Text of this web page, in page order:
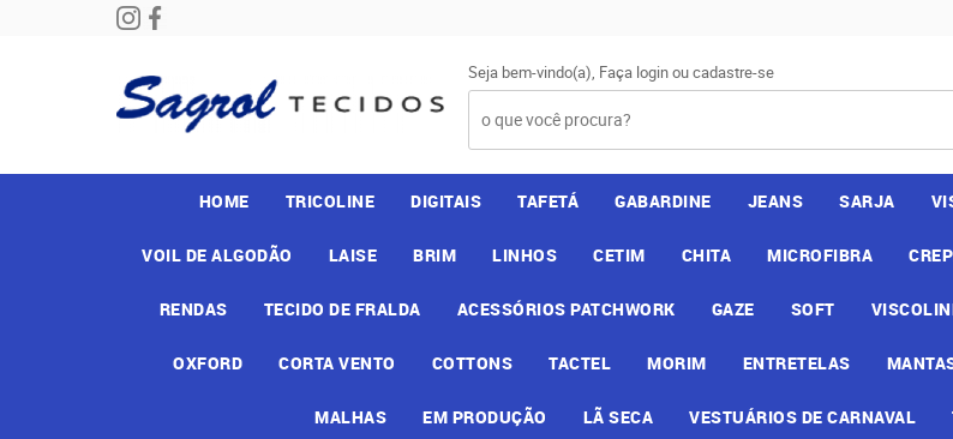
Seja bem-vindo(a), Faça loginoucadastre-se
HOME TRICOLINE DIGITAIS TAFETÁ GABARDINE JEANS SARJA
VOIL DE ALGODÃO LAISE BRIM LINHOS CETIM CHITA MICROFIBRA
RENDAS TECIDO DE FRALDA ACESSÓRIOS PATCHWORK GAZE SOFT
OXFORD CORTA VENTO COTTONS TACTEL MORIM ENTRETELAS
MALHAS EM PRODUÇÃO LÃ SECA VESTUÁRIOS DE CARNAVAL